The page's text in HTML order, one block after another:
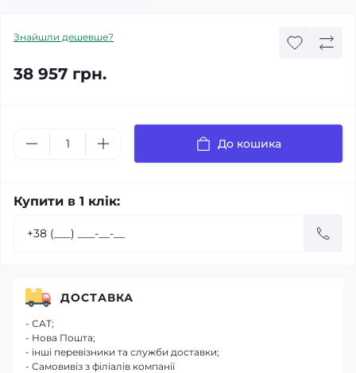
Знайшли дешевше?
38 957 грн.
До кошика
Купити в 1 клік:
ДОСТАВКА
- САТ;
- Нова Пошта;
- інші перевізники та служби доставки;
- Самовивіз з філіалів компанії